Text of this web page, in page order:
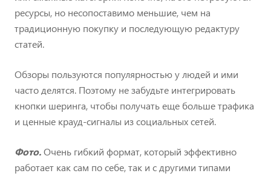
ресурсы, но несопоставимо меньшие, чем на
традиционную покупку и последующую редактуру
статей.
Обзоры пользуются популярностью у людей и ими
часто делятся. Поэтому не забудьте интегрировать
кнопки шеринга, чтобы получать еще больше трафика
и ценные крауд-сигналы из социальных сетей.
Фото.Очень гибкий формат, который эффективно
работает как сам по себе, так и с другими типами